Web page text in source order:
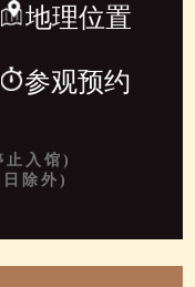
地理位置
参观预约
入馆)
除外)